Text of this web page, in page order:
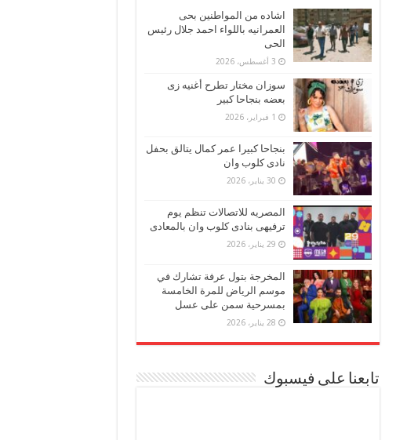
اشاده من المواطنين بحى
العمرانيه باللواء احمد جلال رئيس
الحى
3 أغسطس، 2026
سوزان مختار تطرح أغنيه زى
بعضه بنجاحا كبير
1 فبراير، 2026
بنجاحا كبيرا عمر كمال يتالق بحفل
نادى كلوب وان
30 يناير، 2026
المصريه للاتصالات تنظم يوم
ترفيهى بنادى كلوب وان بالمعادى
29 يناير، 2026
المخرجة بتول عرفة تشارك في
موسم الرياض للمرة الخامسة
بمسرحية سمن على عسل
28 يناير، 2026
تابعنا على فيسبوك